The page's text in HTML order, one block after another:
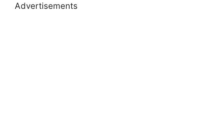
Advertisements